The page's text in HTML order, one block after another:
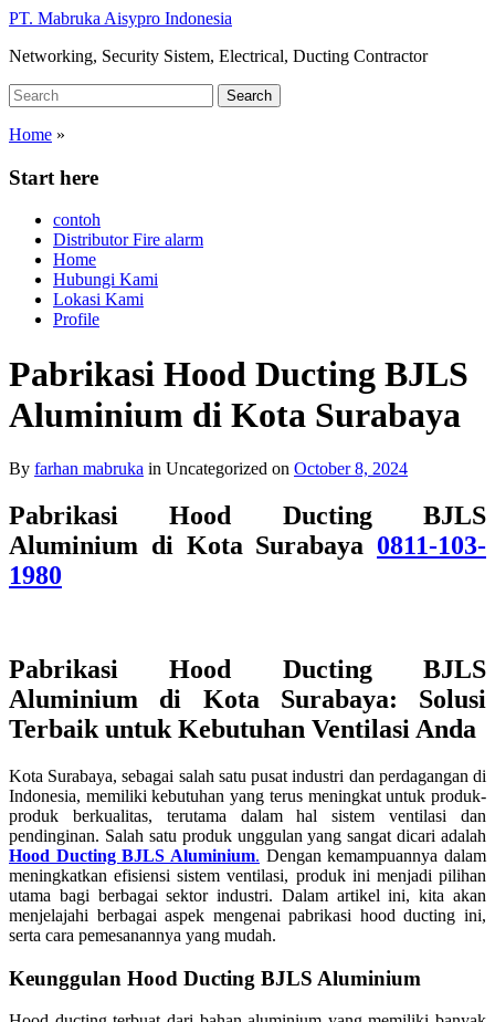
Skip
main
PT. Mabruka Aisypro Indonesia
Networking, Security Sistem, Electrical, Ducting Contractor
Search
for:
Search
Home »
Start here
contoh
Distributor Fire alarm
Home
Hubungi Kami
Lokasi Kami
Profile
Pabrikasi Hood Ducting BJLS
Aluminium di Kota Surabaya
By farhan mabruka in Uncategorized on October 8, 2024
Pabrikasi Hood Ducting BJLS
Aluminium di Kota Surabaya 0811-103-
1980
Pabrikasi Hood Ducting BJLS
Aluminium di Kota Surabaya: Solusi
Terbaik untuk Kebutuhan Ventilasi Anda
Kota Surabaya, sebagai salah satu pusat industri dan perdagangan di
Indonesia, memiliki kebutuhan yang terus meningkat untuk produk-
produk berkualitas, terutama dalam hal sistem ventilasi dan
pendinginan. Salah satu produk unggulan yang sangat dicari adalah
Hood Ducting BJLS Aluminium. Dengan kemampuannya dalam
meningkatkan efisiensi sistem ventilasi, produk ini menjadi pilihan
utama bagi berbagai sektor industri. Dalam artikel ini, kita akan
menjelajahi berbagai aspek mengenai pabrikasi hood ducting ini,
serta cara pemesanannya yang mudah.
Keunggulan Hood Ducting BJLS Aluminium